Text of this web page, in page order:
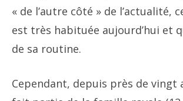
« de l’autre côté » de l’actualité,
est très habituée aujourd’hui et
de sa routine.
Cependant, depuis près de vingt